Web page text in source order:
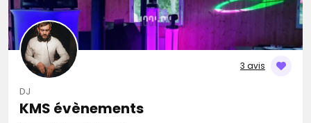
3 avis
DJ
KMS évènements